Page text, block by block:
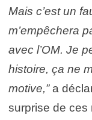
Mais c’est un
m’empêchera
avec l’OM. Je
histoire, ça ne
motive,”a
surprise de ces